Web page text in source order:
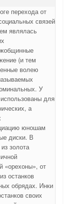
перехода от
связей
являлась
(и тем
волею
У
для
а
юношам
диски. В
золота
«орехоны», от
останков
обрядах. Инки
своих